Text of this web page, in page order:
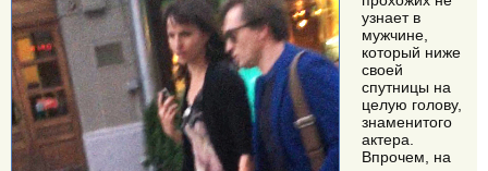
узнает в
мужчине,
который ниже
своей
спутницы на
целую голову,
знаменитого
актера.
Впрочем, на